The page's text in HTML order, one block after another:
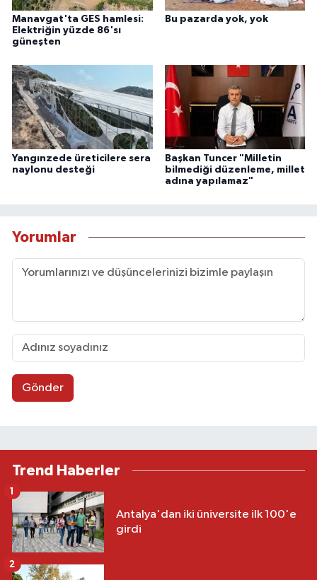
Manavgat'ta GES hamlesi:
Elektriğin yüzde 86'sı
güneşten
Bu pazarda yok, yok
Yangınzede üreticilere sera
naylonu desteği
Başkan Tuncer "Milletin
bilmediği düzenleme, millet
adına yapılamaz"
Yorumlar
Gönder
Trend Haberler
Antalya'dan iki üniversite ilk 100'e
girdi
1
2